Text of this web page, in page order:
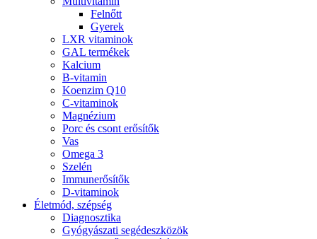
Felnőtt
Gyerek
LXR vitaminok
GAL termékek
Kalcium
B-vitamin
Koenzim Q10
C-vitaminok
Magnézium
Porc és csont erősítők
Vas
Omega 3
Szelén
Immunerősítők
D-vitaminok
Életmód, szépség
Diagnosztika
Gyógyászati segédeszközök